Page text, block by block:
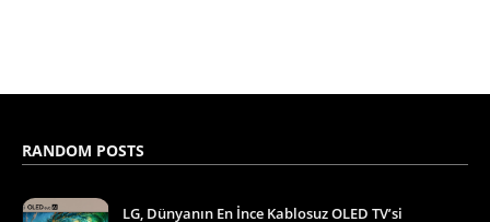
RANDOM POSTS
LG, Dünyanın En İnce Kablosuz OLED TV’si